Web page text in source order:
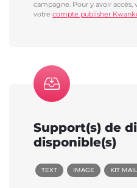
campagne. Pour y avoir
votre compte publisher
Support(s) de
disponible(s)
TEXT IMAGE KIT MAIL